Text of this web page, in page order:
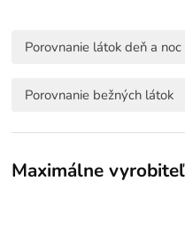
Porovnanie látok deň a noc
Porovnanie bežných látok
Maximálne